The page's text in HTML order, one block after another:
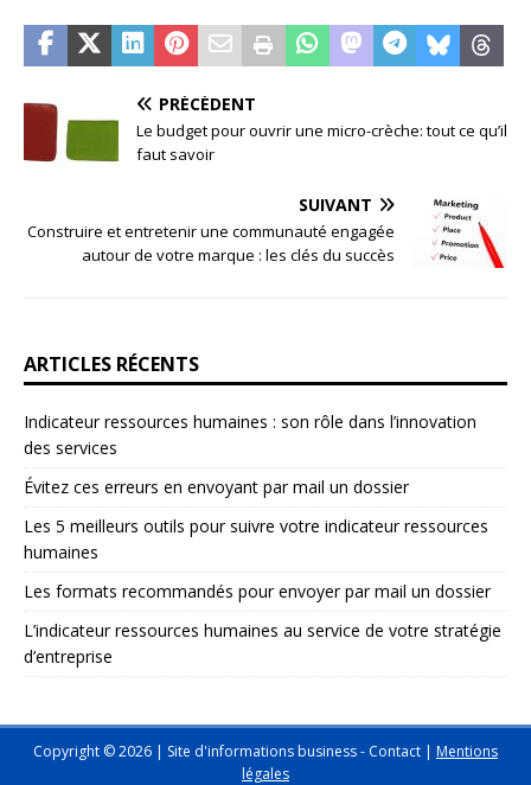
PRÉCÉDENT
Le budget pour ouvrir une micro-crèche: tout ce qu’il
faut savoir
SUIVANT
Construire et entretenir une communauté engagée
autour de votre marque : les clés du succès
ARTICLES RÉCENTS
Indicateur ressources humaines : son rôle dans l’innovation
des services
Évitez ces erreurs en envoyant par mail un dossier
Les 5 meilleurs outils pour suivre votre indicateur ressources
humaines
Les formats recommandés pour envoyer par mail un dossier
L’indicateur ressources humaines au service de votre stratégie
d’entreprise
Copyright © 2026 | Site d'informations business - Contact | Mentions
légales